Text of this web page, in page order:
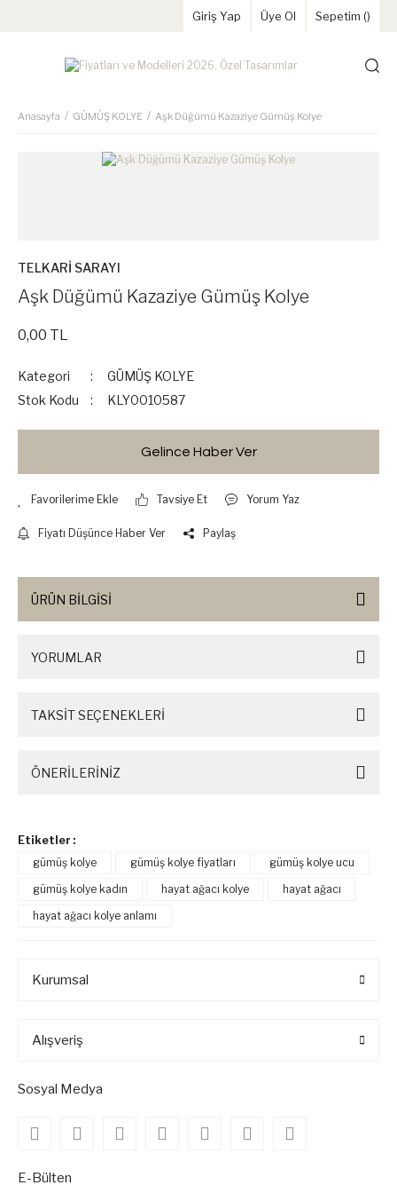
Giriş Yap Üye Ol Sepetim ()
Anasayfa GÜMÜŞ KOLYE Aşk Düğümü Kazaziye Gümüş Kolye
TELKARİ SARAYI
Aşk Düğümü Kazaziye Gümüş Kolye
0,00 TL
Kategori
GÜMÜŞ KOLYE
Stok Kodu
KLY0010587
Gelince Haber Ver
Tavsiye Et Yorum Yaz
Fiyatı Düşünce Haber Ver Paylaş
ÜRÜN BİLGİSİ
YORUMLAR
TAKSİT SEÇENEKLERİ
ÖNERİLERİNİZ
Etiketler :
gümüş kolye
gümüş kolye fiyatları
gümüş kolye ucu
gümüş kolye kadın
hayat ağacı kolye
hayat ağacı
hayat ağacı kolye anlamı
Kurumsal
Alışveriş
Sosyal Medya
E-Bülten